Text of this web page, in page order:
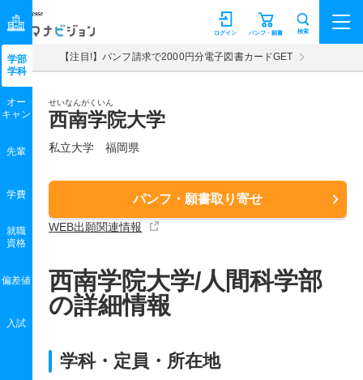
マナビジョン パンフ・願書
ログイン 検索
【注目!】パンフ請求で2000円分電子図書カードGET
せいなんがくいん
西南学院大学
私立大学 福岡県
パンフ・願書取り寄せ
WEB出願関連情報
学部
学科
オー
キャン
先輩
学費
就職
資格
偏差値
入試
西南学院大学/人間科学部
の詳細情報
学科・定員・所在地